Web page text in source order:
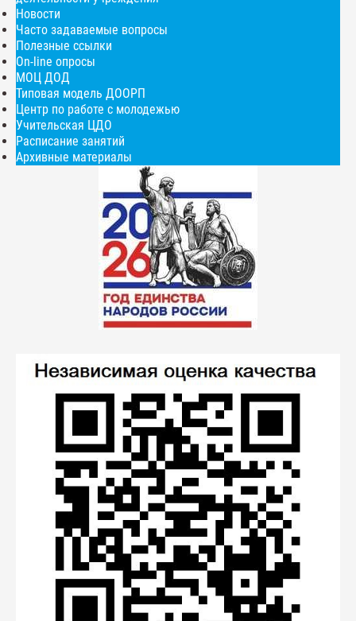
Новости
Часто задаваемые вопросы
Полезные ссылки
On-line опросы
МОЦ ДОД
Типовая модель ДООРП
Центр по работе с молодежью
Учительская ЦДО
Расписание занятий
Архивные материалы